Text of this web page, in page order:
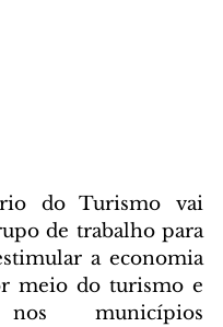
do Turismo vai
de trabalho para
a economia
meio do turismo e
municípios